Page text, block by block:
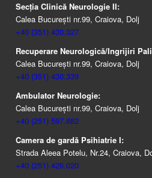
Secția Clinică Neurologie II:
Calea București nr.99, Craiova, Dolj
+40 (351) 430.327
Recuperare Neurologică/Ingrijiri
Calea București nr.99, Craiova, Dolj
+40 (351) 430.339
Ambulator Neurologie:
Calea București nr.99, Craiova, Dolj
+40 (251) 597.882
Camera de gardă Psihiatrie I:
Strada Aleea Potelu, Nr.24, Craiova,
+40 (251) 426.020